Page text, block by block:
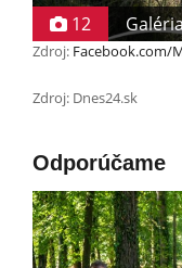
12
Zdroj: Facebook.com/
Zdroj: Dnes24.sk
Odporúčame